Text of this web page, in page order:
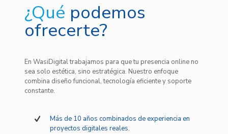
¿Qué podemos
ofrecerte?
En WasiDigital trabajamos para que tu presencia online no
sea solo estética, sino estratégica. Nuestro enfoque
combina diseño funcional, tecnología eficiente y soporte
constante.
Más de 10 años combinados de experiencia en
proyectos digitales reales.